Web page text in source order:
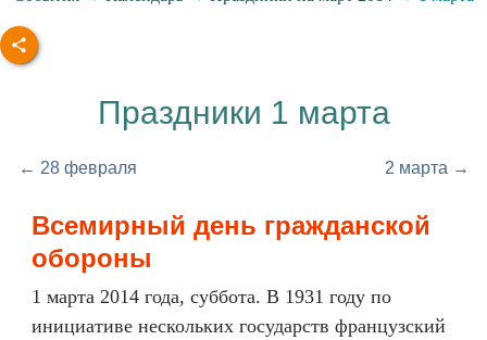
Праздники 1 марта
← 28 февраля 2 марта →
Всемирный день гражданской
обороны
1 марта 2014 года, суббота. В 1931 году по
инициативе нескольких государств французский